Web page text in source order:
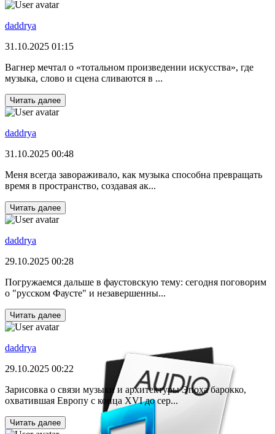
daddrya
31.10.2025 01:15
Вагнер мечтал о «тотальном произведении искусства», где
музыка, слово и сцена сливаются в ...
Читать далее
daddrya
31.10.2025 00:48
Меня всегда завораживало, как музыка способна превращать
время в пространство, создавая ак...
Читать далее
daddrya
29.10.2025 00:28
Погружаемся дальше в фаустовскую тему: сегодня поговорим
о "русском Фаусте" и незавершенны...
Читать далее
daddrya
29.10.2025 00:22
Зарисовка о связи музыки и архитектуры Эпоха барокко,
охватившая Европу с конца XVI до сер...
Читать далее